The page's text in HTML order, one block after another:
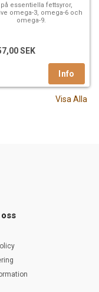
på essentiella fettsyror,
omega-3, omega-6 och
omega-9.
SEK
Visa Alla